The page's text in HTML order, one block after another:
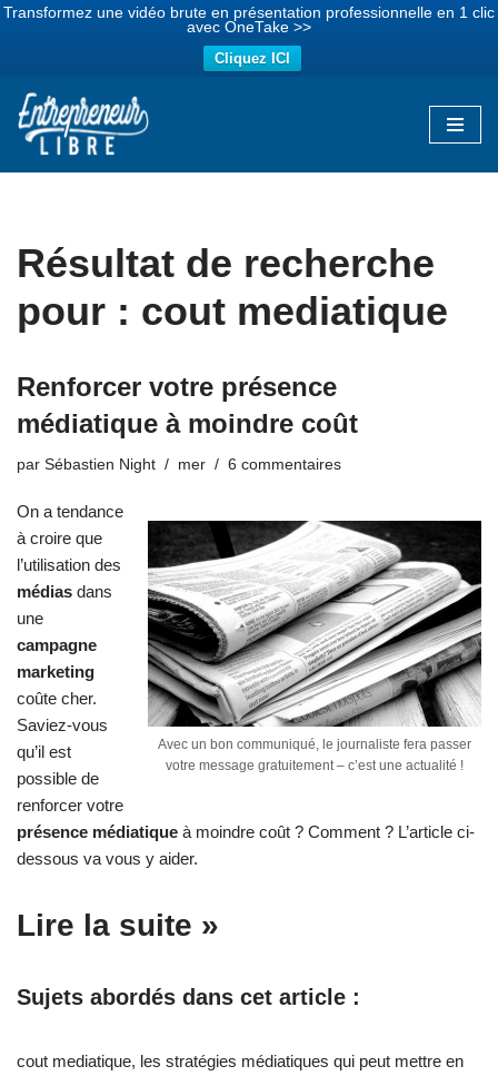
Transformez une vidéo brute en présentation professionnelle en 1 clic
avec OneTake >>
Cliquez ICI
Aller
Résultat de recherche
pour : cout mediatique
Renforcer votre présence
médiatique à moindre coût
par Sébastien Night mer 6 commentaires
Avec un bon communiqué, le journaliste fera passer
votre message gratuitement – c’est une actualité !
On a tendance
à croire que
l’utilisation des
médias dans
une
campagne
marketing
coûte cher.
Saviez-vous
qu’il est
possible de
renforcer votre
présence médiatique à moindre coût ? Comment ? L’article ci-
dessous va vous y aider.
Lire la suite »
Sujets abordés dans cet article :
cout mediatique, les stratégies médiatiques qui peut mettre en